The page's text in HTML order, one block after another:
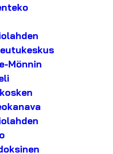
Mönnin